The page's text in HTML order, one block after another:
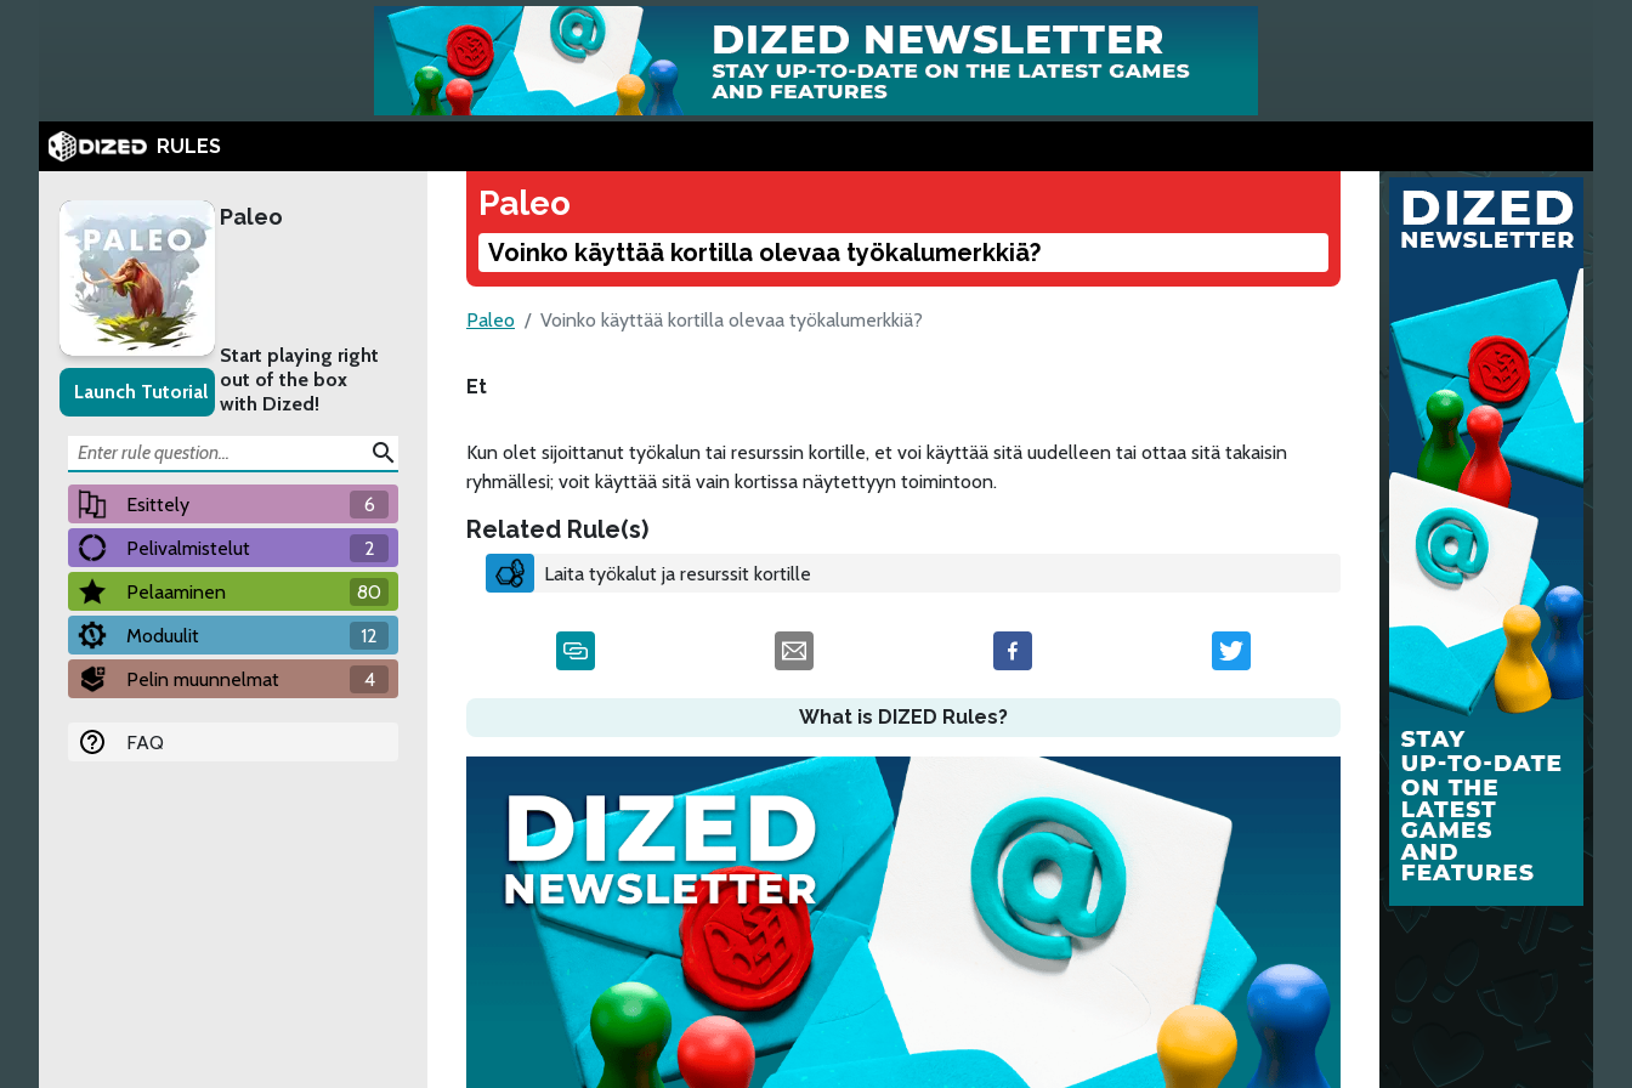
RULES
Launch Tutorial
Paleo
Start playing right
out of the box
with Dized!
search
Esittely
6
Pelivalmistelut
2
Pelaaminen
80
Moduulit
12
Pelin muunnelmat
4
FAQ
Paleo
Voinko käyttää kortilla olevaa työkalumerkkiä?
Paleo Voinko käyttää kortilla olevaa työkalumerkkiä?
Et
Kun olet sijoittanut työkalun tai resurssin kortille, et voi käyttää sitä uudelleen tai ottaa sitä takaisin
ryhmällesi; voit käyttää sitä vain kortissa näytettyyn toimintoon.
Related Rule(s)
Laita työkalut ja resurssit kortille
What is DIZED Rules?